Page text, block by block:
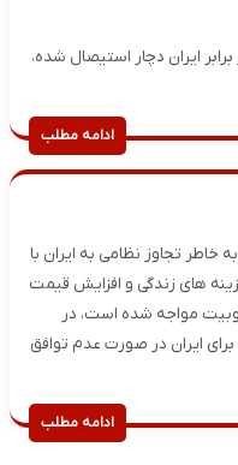
ایران دچار استیصال شده،
ادامه مطلب
تجاوز نظامی به ایران با
های زندگی و افزایش قیمت
مواجه شده است، در
ایران در صورت عدم توافق
ادامه مطلب